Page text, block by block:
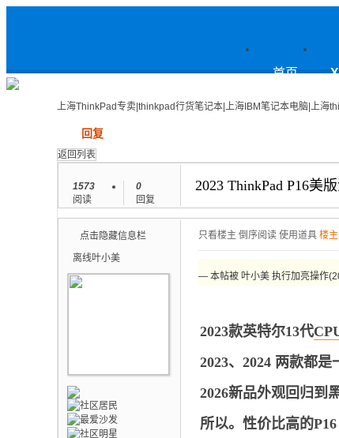
上
海ThinkPad专卖|thinkpad行货笔
记本|上海IBM笔记本电脑|上海
首页
上海ThinkPad专卖|thinkpad行货笔记本|上海IBM笔记本电脑|上海
回复
返回列表
1573
阅读
0
回复
2023 ThinkPad P16美
点击隐藏信息栏
离线叶小美
只看楼主 倒序阅读 使用道具 楼主
— 本帖被 叶小美 执行加亮操作
2023款英特尔13代
2023、2024 两款都
2026新品外观回归到
所以。性价比高的